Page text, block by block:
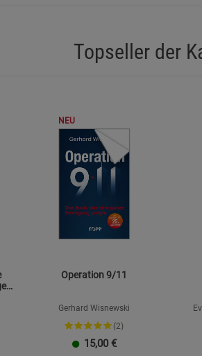
Topseller der
NEU
Operation 9/11
Gerhard Wisnewski
(2)
15,00 €
Cookie-Informationen
Beschreibung Marketing Cookies
Cookie-Informationen